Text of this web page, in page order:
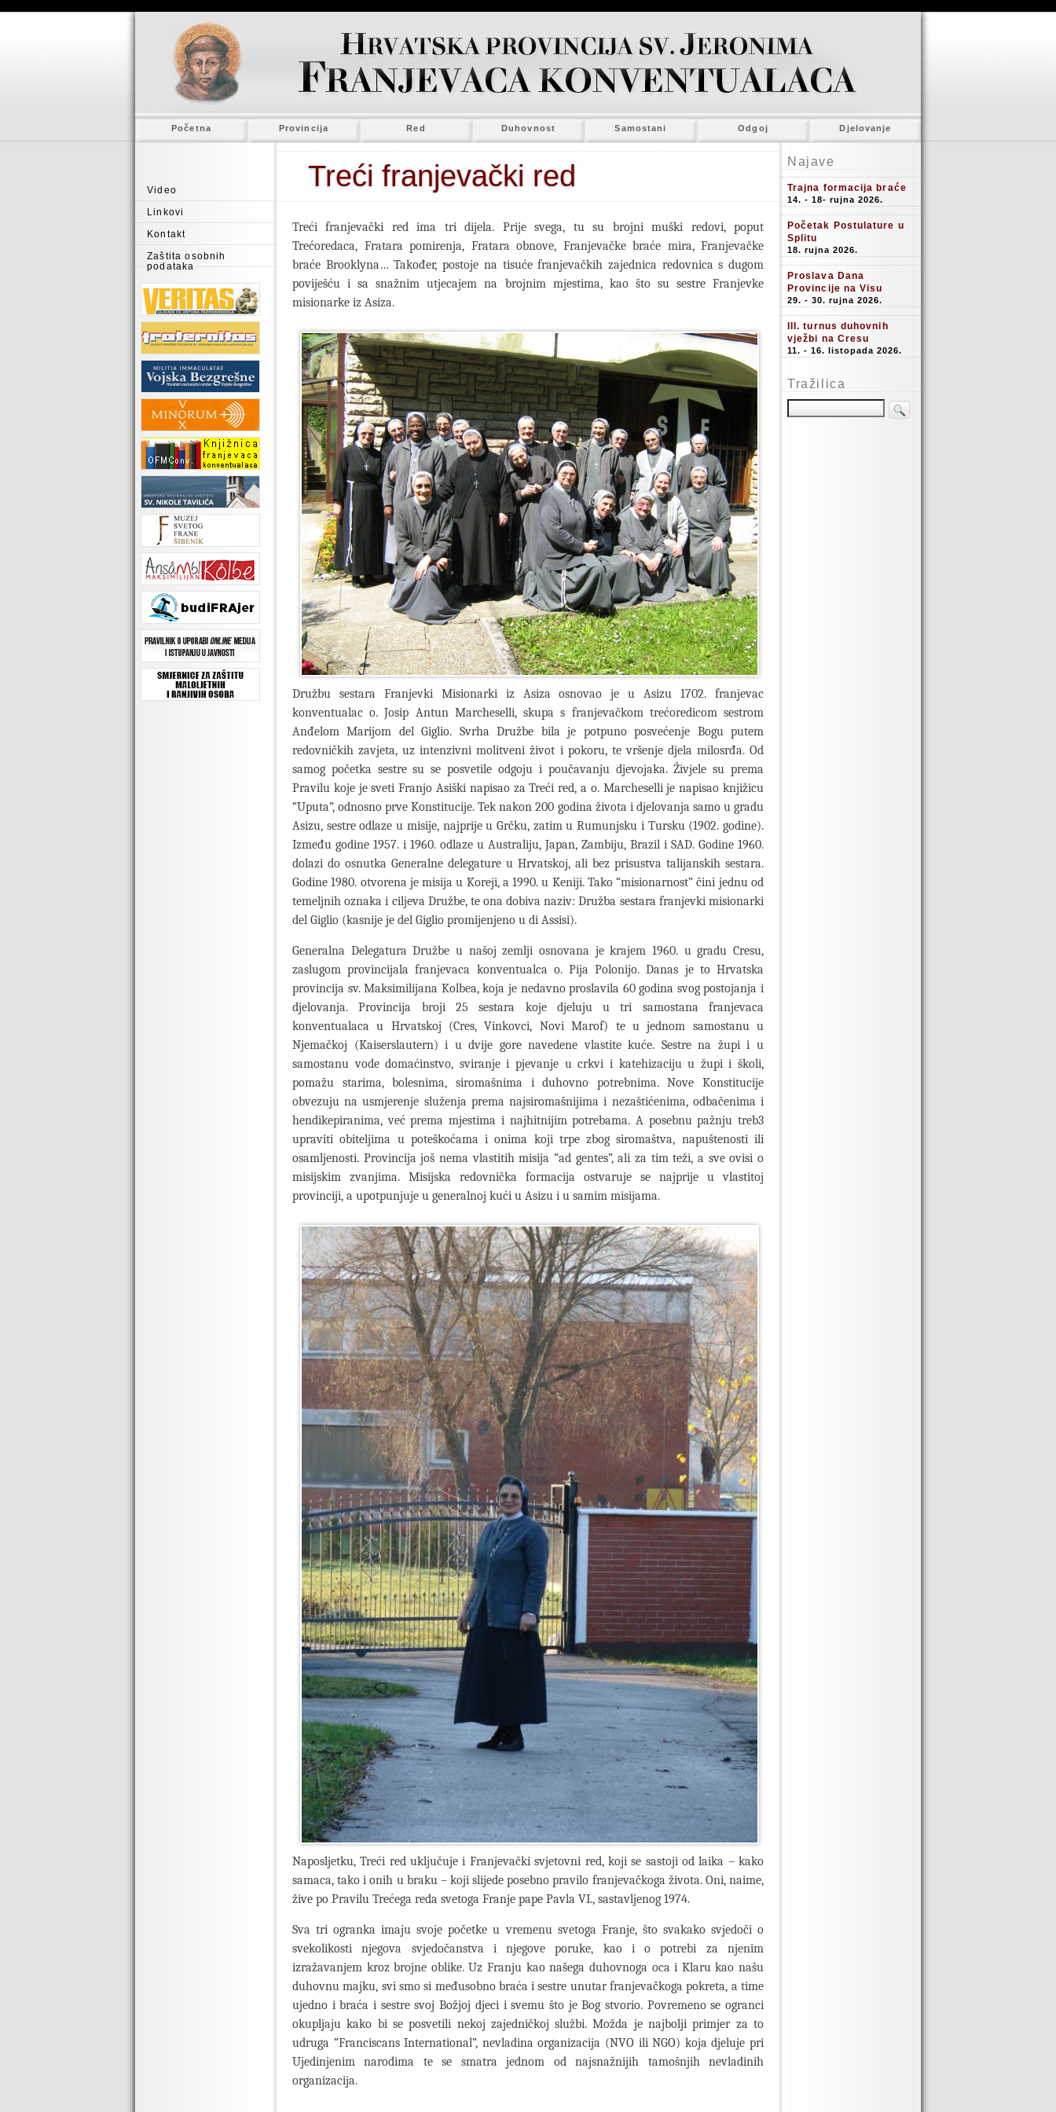
Početna Provincija Red Duhovnost Samostani Odgoj Djelovanje
Video
Linkovi
Kontakt
Zaštita osobnih
podataka
Treći franjevački red
Treći franjevački red ima tri dijela. Prije svega, tu su brojni muški redovi, poput
Trećoredaca, Fratara pomirenja, Fratara obnove, Franjevačke braće mira, Franjevačke
braće Brooklyna… Također, postoje na tisuće franjevačkih zajednica redovnica s dugom
poviješću i sa snažnim utjecajem na brojnim mjestima, kao što su sestre Franjevke
misionarke iz Asiza.
Družbu sestara Franjevki Misionarki iz Asiza osnovao je u Asizu 1702. franjevac
konventualac o. Josip Antun Marcheselli, skupa s franjevačkom trećoredicom sestrom
Anđelom Marijom del Giglio. Svrha Družbe bila je potpuno posvećenje Bogu putem
redovničkih zavjeta, uz intenzivni molitveni život i pokoru, te vršenje djela milosrđa. Od
samog početka sestre su se posvetile odgoju i poučavanju djevojaka. Živjele su prema
Pravilu koje je sveti Franjo Asiški napisao za Treći red, a o. Marcheselli je napisao knjižicu
“Uputa”, odnosno prve Konstitucije. Tek nakon 200 godina života i djelovanja samo u gradu
Asizu, sestre odlaze u misije, najprije u Grčku, zatim u Rumunjsku i Tursku (1902. godine).
Između godine 1957. i 1960. odlaze u Australiju, Japan, Zambiju, Brazil i SAD. Godine 1960.
dolazi do osnutka Generalne delegature u Hrvatskoj, ali bez prisustva talijanskih sestara.
Godine 1980. otvorena je misija u Koreji, a 1990. u Keniji. Tako “misionarnost” čini jednu od
temeljnih oznaka i ciljeva Družbe, te ona dobiva naziv: Družba sestara franjevki misionarki
del Giglio (kasnije je del Giglio promijenjeno u di Assisi).
Generalna Delegatura Družbe u našoj zemlji osnovana je krajem 1960. u gradu Cresu,
zaslugom provincijala franjevaca konventualca o. Pija Polonijo. Danas je to Hrvatska
provincija sv. Maksimilijana Kolbea, koja je nedavno proslavila 60 godina svog postojanja i
djelovanja. Provincija broji 25 sestara koje djeluju u tri samostana franjevaca
konventualaca u Hrvatskoj (Cres, Vinkovci, Novi Marof) te u jednom samostanu u
Njemačkoj (Kaiserslautern) i u dvije gore navedene vlastite kuće. Sestre na župi i u
samostanu vode domaćinstvo, sviranje i pjevanje u crkvi i katehizaciju u župi i školi,
pomažu starima, bolesnima, siromašnima i duhovno potrebnima. Nove Konstitucije
obvezuju na usmjerenje služenja prema najsiromašnijima i nezaštićenima, odbačenima i
hendikepiranima, već prema mjestima i najhitnijim potrebama. A posebnu pažnju treb3
upraviti obiteljima u poteškoćama i onima koji trpe zbog siromaštva, napuštenosti ili
osamljenosti. Provincija još nema vlastitih misija “ad gentes”, ali za tim teži, a sve ovisi o
misijskim zvanjima. Misijska redovnička formacija ostvaruje se najprije u vlastitoj
provinciji, a upotpunjuje u generalnoj kući u Asizu i u samim misijama.
Naposljetku, Treći red uključuje i Franjevački svjetovni red, koji se sastoji od laika – kako
samaca, tako i onih u braku – koji slijede posebno pravilo franjevačkoga života. Oni, naime,
žive po Pravilu Trećega reda svetoga Franje pape Pavla VI., sastavljenog 1974.
Sva tri ogranka imaju svoje početke u vremenu svetoga Franje, što svakako svjedoči o
svekolikosti njegova svjedočanstva i njegove poruke, kao i o potrebi za njenim
izražavanjem kroz brojne oblike. Uz Franju kao našega duhovnoga oca i Klaru kao našu
duhovnu majku, svi smo si međusobno braća i sestre unutar franjevačkoga pokreta, a time
ujedno i braća i sestre svoj Božjoj djeci i svemu što je Bog stvorio. Povremeno se ogranci
okupljaju kako bi se posvetili nekoj zajedničkoj službi. Možda je najbolji primjer za to
udruga “Franciscans International”, nevladina organizacija (NVO ili NGO) koja djeluje pri
Ujedinjenim narodima te se smatra jednom od najsnažnijih tamošnjih nevladinih
organizacija.
Najave
Trajna formacija braće
14. - 18- rujna 2026.
Početak Postulature u
Splitu
18. rujna 2026.
Proslava Dana
Provincije na Visu
29. - 30. rujna 2026.
III. turnus duhovnih
vježbi na Cresu
11. - 16. listopada 2026.
Tražilica